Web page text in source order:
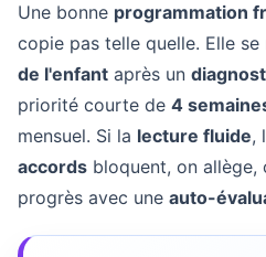
Une bonne programmation
copie pas telle quelle. Elle se
de l'enfant après un
priorité courte de 4
mensuel. Si la lecture fluide,
accords bloquent, on allège,
progrès avec une auto-